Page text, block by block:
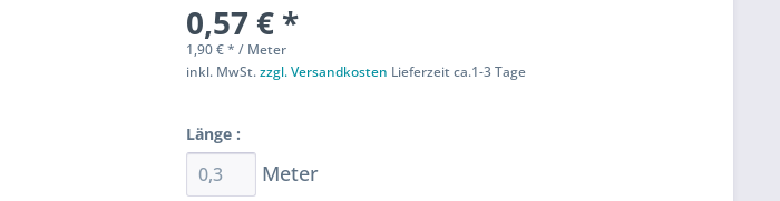
0,57 € *
1,90 € * / Meter
inkl. MwSt.zzgl. Versandkosten Lieferzeit ca.1-3 Tage
Länge :
Meter